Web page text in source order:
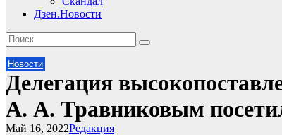
Дзен.Новости
Новости
Делегация
А. А. Травниковым
Редакция
Май 16, 2022